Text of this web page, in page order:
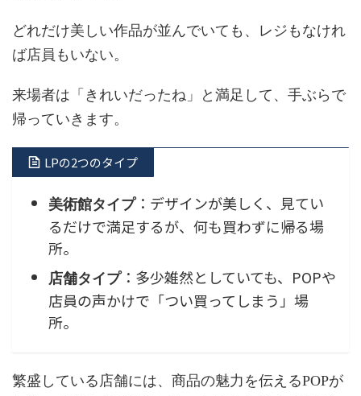
どれだけ美しい作品が並んでいても、レジもなけれ
ば店員もいない。
来場者は「きれいだったね」と満足して、手ぶらで
帰っていきます。
LPの2つのタイプ
美術館タイプ：デザインが美しく、見てい
るだけで満足するが、何も買わずに帰る場
所。
店舗タイプ：多少雑然としていても、POPや
店員の声かけで「つい買ってしまう」場
所。
繁盛している店舗には、商品の魅力を伝えるPOPが